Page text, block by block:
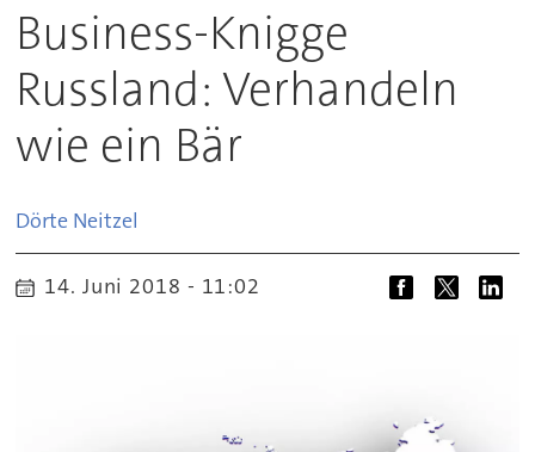
Business-Knigge
Russland: Verhandeln
wie ein Bär
Dörte Neitzel
14. Juni 2018 - 11:02